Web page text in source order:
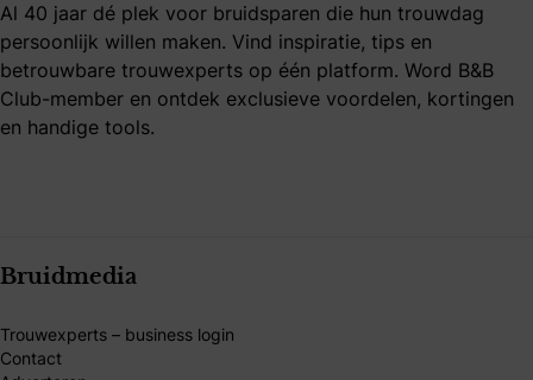
Al 40 jaar dé plek voor bruidsparen die hun trouwdag
persoonlijk willen maken. Vind inspiratie, tips en
betrouwbare trouwexperts op één platform. Word B&B
Club-member en ontdek exclusieve voordelen, kortingen
en handige tools.
Bruidmedia
Trouwexperts – business login
Contact